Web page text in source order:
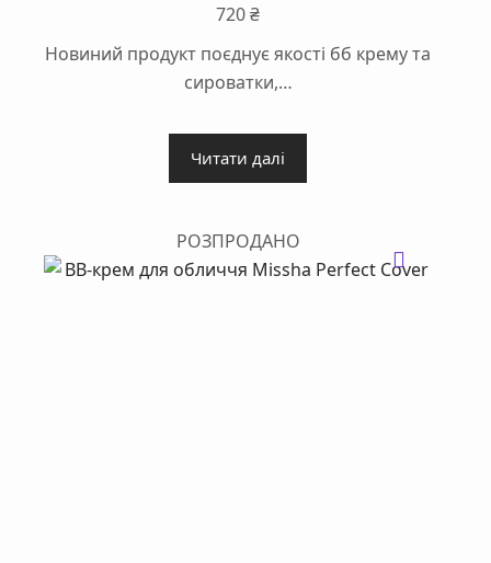
720₴
Новиний продукт поєднує якості бб крему та
сироватки,…
Читати далі
РОЗПРОДАНО